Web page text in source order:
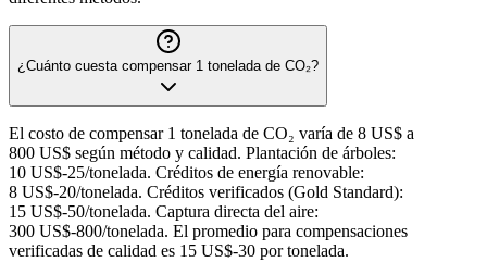
¿Cuánto cuesta compensar 1 tonelada de CO₂?
El costo de compensar 1 tonelada de CO₂ varía de 8 US$ a
800 US$ según método y calidad. Plantación de árboles:
10 US$-25/tonelada. Créditos de energía renovable:
8 US$-20/tonelada. Créditos verificados (Gold Standard):
15 US$-50/tonelada. Captura directa del aire:
300 US$-800/tonelada. El promedio para compensaciones
verificadas de calidad es 15 US$-30 por tonelada.